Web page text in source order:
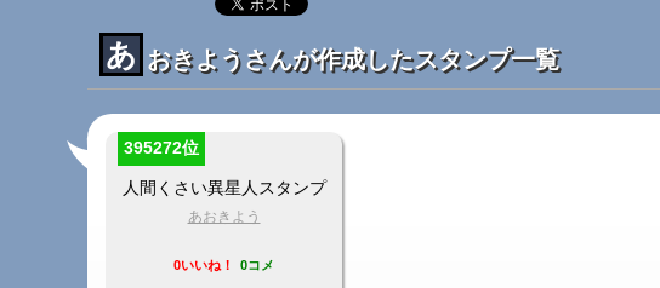
あ おきようさんが作成したスタンプ一覧
395272位
人間くさい異星人スタンプ
あおきよう
0いいね！ 0コメ